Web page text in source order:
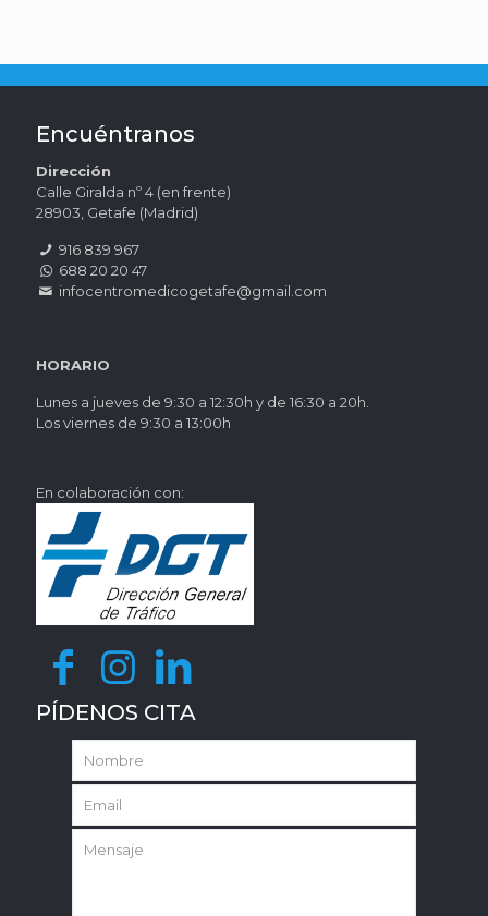
Encuéntranos
Dirección
Calle Giralda nº 4 (en frente)
28903, Getafe (Madrid)
916 839 967
688 20 20 47
infocentromedicogetafe@gmail.com
HORARIO
Lunes a jueves de 9:30 a 12:30h y de 16:30 a 20h.
Los viernes de 9:30 a 13:00h
En colaboración con:
PÍDENOS CITA